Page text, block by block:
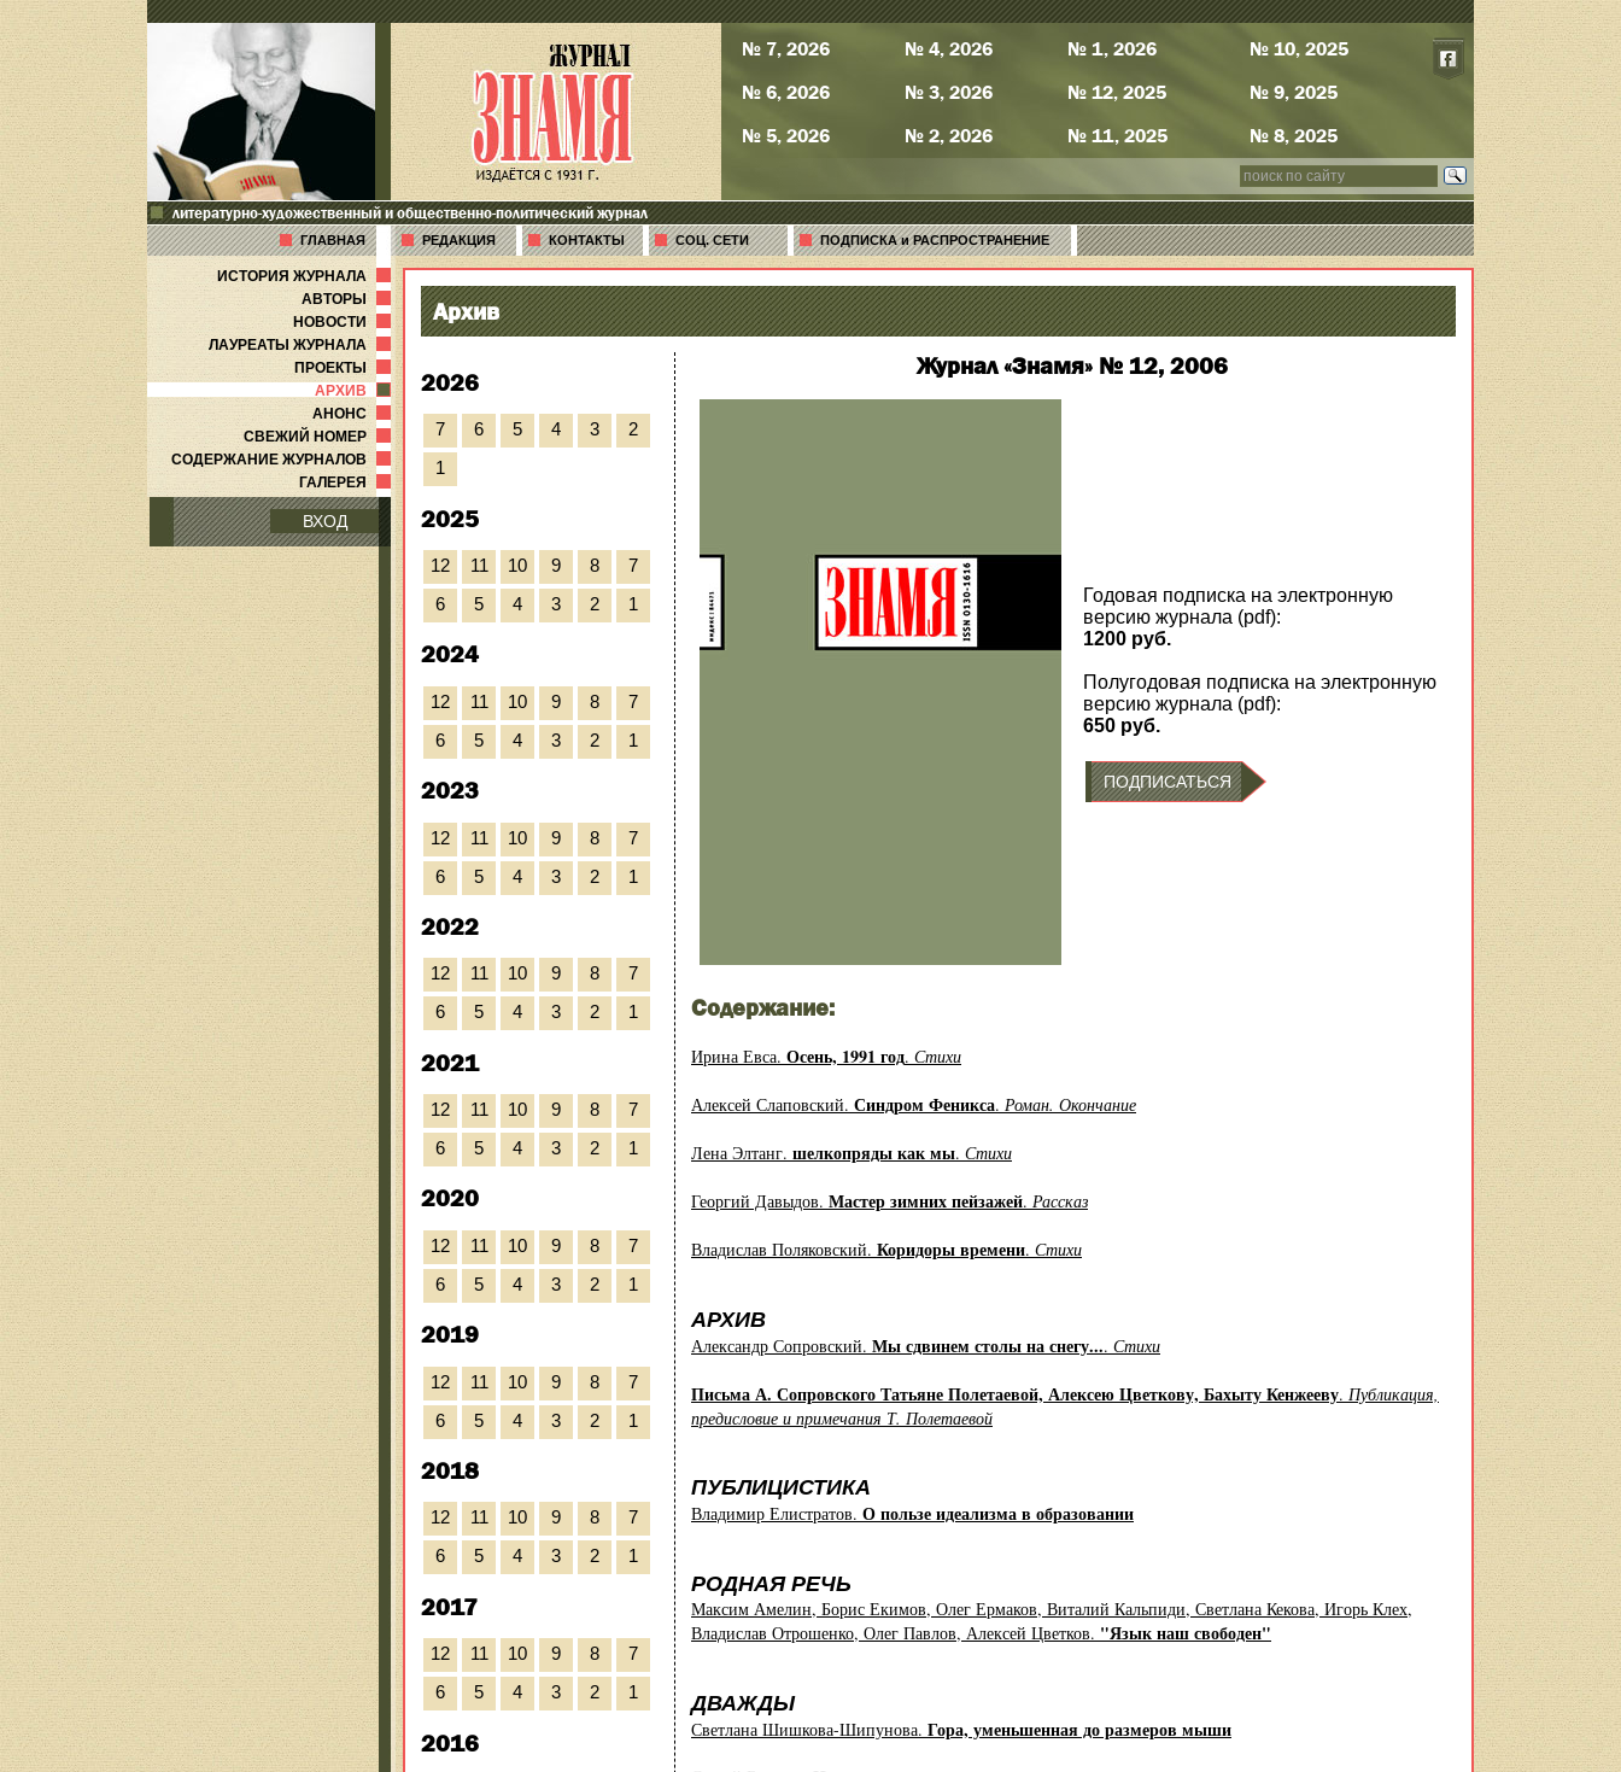
№ 7, 2026
№ 6, 2026
№ 5, 2026
№ 4, 2026
№ 3, 2026
№ 2, 2026
№ 1, 2026
№ 12, 2025
№ 11, 2025
№ 10, 2025
№ 9, 2025
№ 8, 2025
литературно-художественный и общественно-политический журнал
ГЛАВНАЯ РЕДАКЦИЯ КОНТАКТЫ СОЦ. СЕТИ ПОДПИСКА и РАСПРОСТРАНЕНИЕ
ИСТОРИЯ ЖУРНАЛА
АВТОРЫ
НОВОСТИ
ЛАУРЕАТЫ ЖУРНАЛА
ПРОЕКТЫ
АРХИВ
АНОНС
СВЕЖИЙ НОМЕР
СОДЕРЖАНИЕ ЖУРНАЛОВ
ГАЛЕРЕЯ
ВХОД
Архив
2026
7 6 5 4 3
2
1
2025
12 11 10 9 8
7
6
5 4 3 2 1
2024
12 11 10 9 8
7
6
5 4 3 2 1
2023
12 11 10 9 8
7
6
5 4 3 2 1
2022
12 11 10 9 8
7
6
5 4 3 2 1
2021
12 11 10 9 8
7
6
5 4 3 2 1
2020
12 11 10 9 8
7
6
5 4 3 2 1
2019
12 11 10 9 8
7
6
5 4 3 2 1
2018
12 11 10 9 8
7
6
5 4 3 2 1
2017
12 11 10 9 8
7
6
5 4 3 2 1
2016
Журнал «Знамя» № 12, 2006
Годовая подписка на электронную
версию журнала (pdf):
1200 руб.
Полугодовая подписка на электронную
версию журнала (pdf):
650 руб.
ПОДПИСАТЬСЯ
Содержание:
Ирина Евса. Осень, 1991 год. Стихи
Алексей Слаповский. Синдром Феникса. Роман. Окончание
Лена Элтанг. шелкопряды как мы. Стихи
Георгий Давыдов. Мастер зимних пейзажей. Рассказ
Владислав Поляковский. Коридоры времени. Стихи
АРХИВ
Александр Сопровский. Мы сдвинем столы на снегу.... Стихи
Письма А. Сопровского Татьяне Полетаевой, Алексею Цветкову, Бахыту Кенжееву. Публикация,
предисловие и примечания Т. Полетаевой
ПУБЛИЦИСТИКА
Владимир Елистратов. О пользе идеализма в образовании
РОДНАЯ РЕЧЬ
Максим Амелин, Борис Екимов, Олег Ермаков, Виталий Кальпиди, Светлана Кекова, Игорь Клех,
Владислав Отрошенко, Олег Павлов, Алексей Цветков. "Язык наш свободен"
ДВАЖДЫ
Светлана Шишкова-Шипунова. Гора, уменьшенная до размеров мыши